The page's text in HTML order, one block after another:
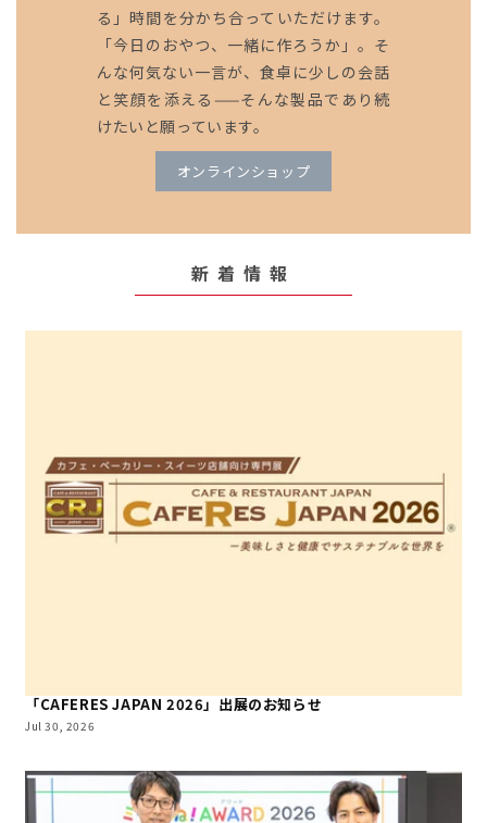
る」時間を分かち合っていただけます。
「今日のおやつ、一緒に作ろうか」。そ
んな何気ない一言が、食卓に少しの会話
と笑顔を添える——そんな製品であり続
けたいと願っています。
オンラインショップ
新着情報
「CAFERES JAPAN 2026」出展のお知らせ
Jul 30, 2026